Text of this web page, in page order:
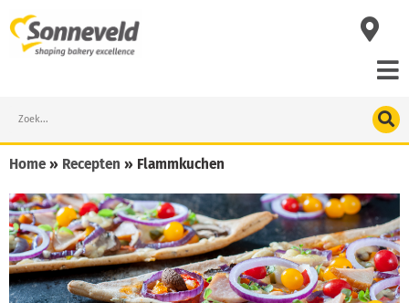
to
content
Search
Home » Recepten » Flammkuchen